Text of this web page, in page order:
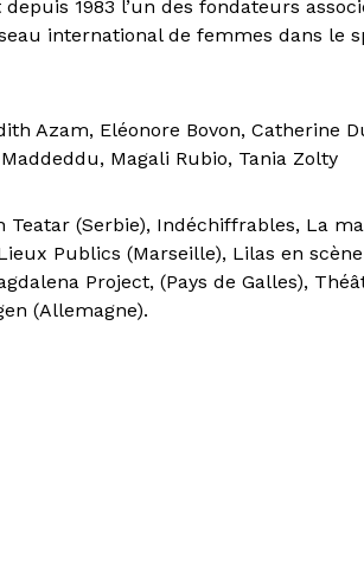
1983 l’un des fondateurs
international de femmes dans le
Azam, Eléonore Bovon, Catherine
Magali Rubio, Tania Zolty
Teatar (Serbie), Indéchiffrables, La
Publics (Marseille), Lilas en
Project, (Pays de Galles),
(Allemagne).